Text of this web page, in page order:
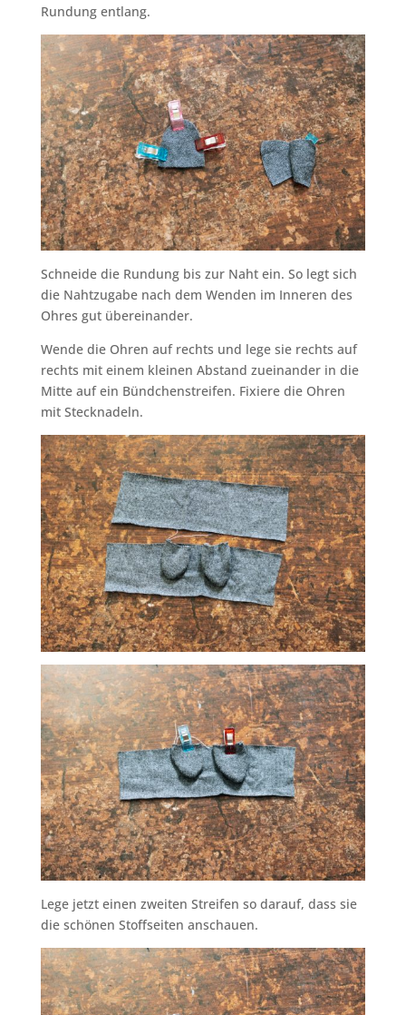
Rundung entlang.
Schneide die Rundung bis zur Naht ein. So legt sich
die Nahtzugabe nach dem Wenden im Inneren des
Ohres gut übereinander.
Wende die Ohren auf rechts und lege sie rechts auf
rechts mit einem kleinen Abstand zueinander in die
Mitte auf ein Bündchenstreifen. Fixiere die Ohren
mit Stecknadeln.
Lege jetzt einen zweiten Streifen so darauf, dass sie
die schönen Stoffseiten anschauen.